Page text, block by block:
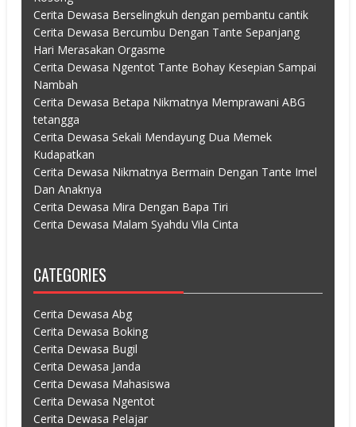
Cerita Dewasa Berselingkuh dengan pembantu cantik
Cerita Dewasa Bercumbu Dengan Tante Sepanjang
Hari Merasakan Orgasme
Cerita Dewasa Ngentot Tante Bohay Kesepian Sampai
Nambah
Cerita Dewasa Betapa Nikmatnya Memprawani ABG
tetangga
Cerita Dewasa Sekali Mendayung Dua Memek
Kudapatkan
Cerita Dewasa Nikmatnya Bermain Dengan Tante Imel
Dan Anaknya
Cerita Dewasa Mira Dengan Bapa Tiri
Cerita Dewasa Malam Syahdu Vila Cinta
CATEGORIES
Cerita Dewasa Abg
Cerita Dewasa Boking
Cerita Dewasa Bugil
Cerita Dewasa Janda
Cerita Dewasa Mahasiswa
Cerita Dewasa Ngentot
Cerita Dewasa Pelajar